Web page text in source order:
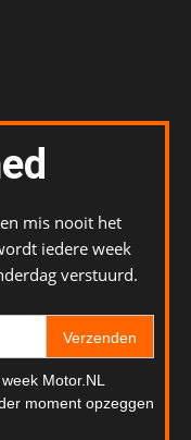
mis nooit het
iedere week
verstuurd.
Verzenden
Motor.NL
moment opzeggen